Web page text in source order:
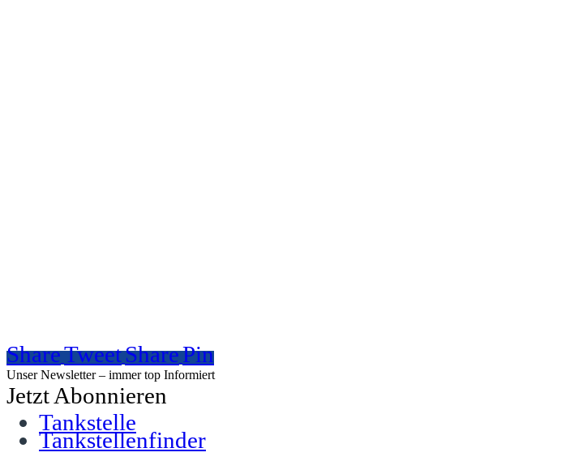
ShareTweetSharePin
Unser Newsletter – immer top Informiert
Jetzt Abonnieren
Tankstelle
Tankstellenfinder